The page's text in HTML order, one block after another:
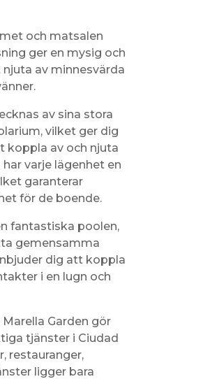
och matsalen
ger en mysig och
av minnesvärda
av sina stora
vilket ger dig
av och njuta
varje lägenhet en
garanterar
för de boende.
fantastiska poolen,
gemensamma
dig att koppla
i en lugn och
Garden gör
tjänster i Ciudad
restauranger,
ligger bara